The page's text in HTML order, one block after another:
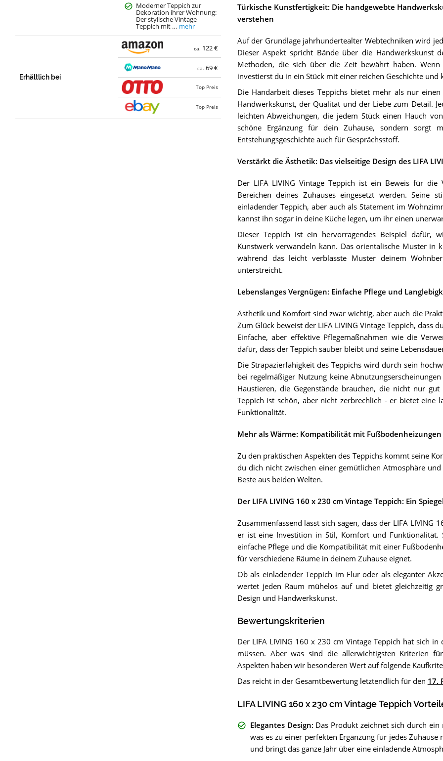
Moderner Teppich zur
Dekoration ihrer Wohnung:
Der stylische Vintage
Teppich mit … mehr
Erhältlich bei
ca. 122 €
ca.69 €
Top Preis
Top Preis
Türkische Kunstfertigkeit: Die handgewebte
verstehen
Auf der Grundlage jahrhundertealter Webtechniken wird
Dieser Aspekt spricht Bände über die Handwerkskunst
Methoden, die sich über die Zeit bewährt haben.
investierst du in ein Stück mit einer reichen Geschichte und
Die Handarbeit dieses Teppichs bietet mehr als nur
Handwerkskunst, der Qualität und der Liebe zum Detail.
leichten Abweichungen, die jedem Stück einen Hauch
schöne Ergänzung für dein Zuhause, sondern sorgt
Entstehungsgeschichte auch für Gesprächsstoff.
Verstärkt die Ästhetik: Das vielseitige Design des LIFA
Der LIFA LIVING Vintage Teppich ist ein Beweis für
Bereichen deines Zuhauses eingesetzt werden. Seine
einladender Teppich, aber auch als Statement im
kannst ihn sogar in deine Küche legen, um ihr einen
Dieser Teppich ist ein hervorragendes Beispiel dafür,
Kunstwerk verwandeln kann. Das orientalische Muster
während das leicht verblasste Muster deinem
unterstreicht.
Lebenslanges Vergnügen: Einfache Pflege und
Ästhetik und Komfort sind zwar wichtig, aber auch die
Zum Glück beweist der LIFA LIVING Vintage Teppich, dass
Einfache, aber effektive Pflegemaßnahmen wie die
dafür, dass der Teppich sauber bleibt und seine
Die Strapazierfähigkeit des Teppichs wird durch sein
bei regelmäßiger Nutzung keine
Haustieren, die Gegenstände brauchen, die nicht nur
Teppich ist schön, aber nicht zerbrechlich - er bietet eine
Funktionalität.
Mehr als Wärme: Kompatibilität mit Fußbodenheizungen
Zu den praktischen Aspekten des Teppichs kommt seine
du dich nicht zwischen einer gemütlichen Atmosphäre
Beste aus beiden Welten.
Der LIFA LIVING 160 x 230 cm Vintage Teppich: Ein
Zusammenfassend lässt sich sagen, dass der LIFA
er ist eine Investition in Stil, Komfort und Funktionalität.
einfache Pflege und die Kompatibilität mit einer
für verschiedene Räume in deinem Zuhause eignet.
Ob als einladender Teppich im Flur oder als eleganter
wertet jeden Raum mühelos auf und bietet gleichzeitig
Design und Handwerkskunst.
Bewertungskriterien
Der LIFA LIVING 160 x 230 cm Vintage Teppich hat sich
müssen. Aber was sind die allerwichtigsten Kriterien
Aspekten haben wir besonderen Wert auf folgende
Das reicht in der Gesamtbewertung letztendlich für den 17.
LIFA LIVING 160 x 230 cm Vintage Teppich
Elegantes Design: Das Produkt zeichnet sich durch
was es zu einer perfekten Ergänzung für jedes
und bringt das ganze Jahr über eine einladende